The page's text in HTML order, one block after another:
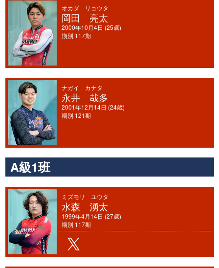
オカダ リョウタ
岡田 亮太
2000年10月4日 (25歳)
期別 117期
ナガイ カナタ
永井 哉多
2001年12月14日 (24歳)
期別 121期
A級1班
ミズモリ ユウタ
水森 湧太
1999年4月14日 (27歳)
期別 117期